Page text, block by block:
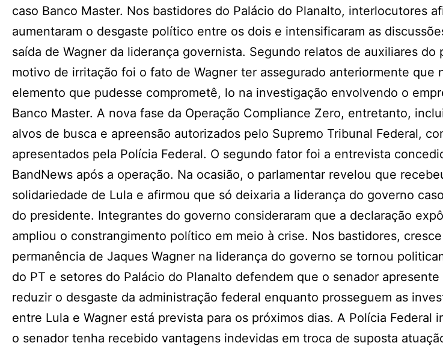
caso Banco Master. Nos bastidores do Palácio do Planalto, interlocutores
aumentaram o desgaste político entre os dois e intensificaram as
saída de Wagner da liderança governista. Segundo relatos de auxiliares do
motivo de irritação foi o fato de Wagner ter assegurado anteriormente que
elemento que pudesse comprometê, lo na investigação envolvendo o
Banco Master. A nova fase da Operação Compliance Zero, entretanto,
alvos de busca e apreensão autorizados pelo Supremo Tribunal Federal,
apresentados pela Polícia Federal. O segundo fator foi a entrevista
BandNews após a operação. Na ocasião, o parlamentar revelou que
solidariedade de Lula e afirmou que só deixaria a liderança do governo
do presidente. Integrantes do governo consideraram que a declaração
ampliou o constrangimento político em meio à crise. Nos bastidores,
permanência de Jaques Wagner na liderança do governo se tornou
do PT e setores do Palácio do Planalto defendem que o senador apresente
reduzir o desgaste da administração federal enquanto prosseguem as
entre Lula e Wagner está prevista para os próximos dias. A Polícia Federal
o senador tenha recebido vantagens indevidas em troca de suposta